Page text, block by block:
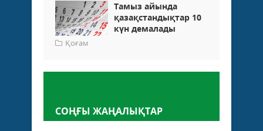
Тамыз айында
қазақстандықтар 10
күн демалады
Қоғам
СОҢҒЫ ЖАҢАЛЫҚТАР